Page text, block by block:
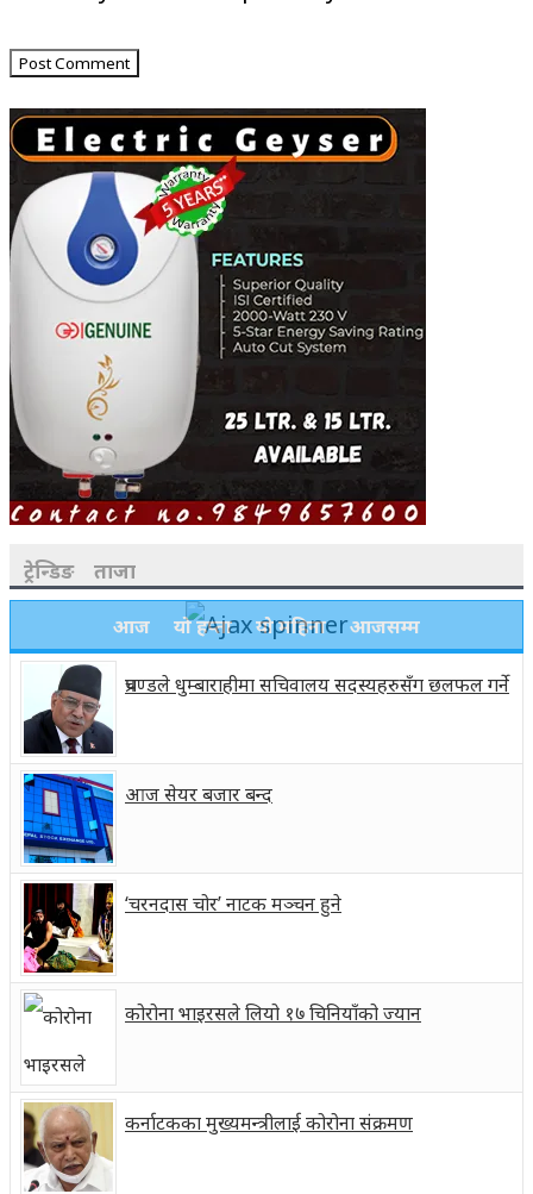
ट्रेन्डिङ ताजा
आज यो हप्ता यो महिना आजसम्म
प्रचण्डले धुम्बाराहीमा सचिवालय सदस्यहरुसँग छलफल गर्ने
आज सेयर बजार बन्द
‘चरनदास चोर’ नाटक मञ्चन हुने
कोरोना भाइरसले लियो १७ चिनियाँको ज्यान
कर्नाटकका मुख्यमन्त्रीलाई कोरोना संक्रमण